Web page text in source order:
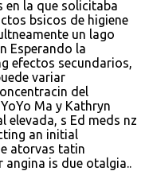
en la que solicitaba
bsicos de higiene
un lago
Esperando la
efectos secundarios,
variar
del
Ma y Kathryn
elevada, s Ed meds nz
an initial
atorvas tatin
is due otalgia..